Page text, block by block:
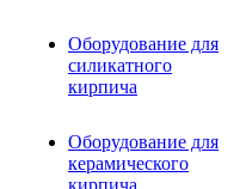
Оборудование для
силикатного
кирпича
Оборудование для
керамического
кирпича